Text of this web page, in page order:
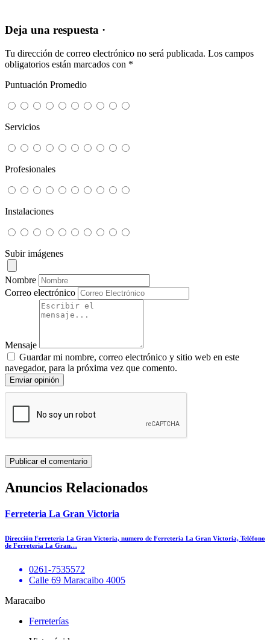
Deja una respuesta ·
Tu dirección de correo electrónico no será publicada. Los campos
obligatorios están marcados con *
Puntuación Promedio
Servicios
Profesionales
Instalaciones
Subir imágenes
Nombre
Correo electrónico
Mensaje
Guardar mi nombre, correo electrónico y sitio web en este
navegador, para la próxima vez que comento.
Enviar opinión
Anuncios Relacionados
Ferreteria La Gran Victoria
Dirección Ferreteria La Gran Victoria, numero de Ferreteria La Gran Victoria, Teléfono
de Ferreteria La Gran…
0261-7535572
Calle 69 Maracaibo 4005
Maracaibo
Ferreterías